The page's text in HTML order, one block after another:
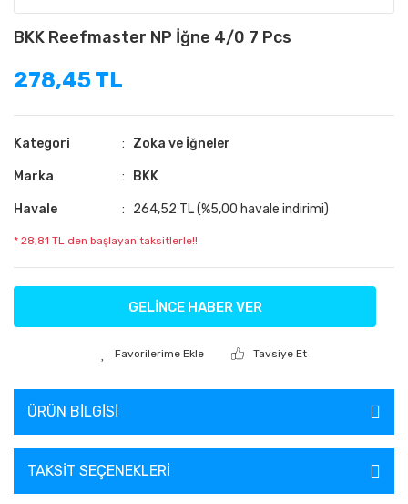
BKK Reefmaster NP İğne 4/0 7 Pcs
278,45 TL
Kategori Zoka ve İğneler
Marka BKK
Havale 264,52 TL (%5,00 havale indirimi)
* 28,81 TL den başlayan taksitlerle!!
GELİNCE HABER VER
Tavsiye Et
ÜRÜN BILGISI
TAKSIT SEÇENEKLERI